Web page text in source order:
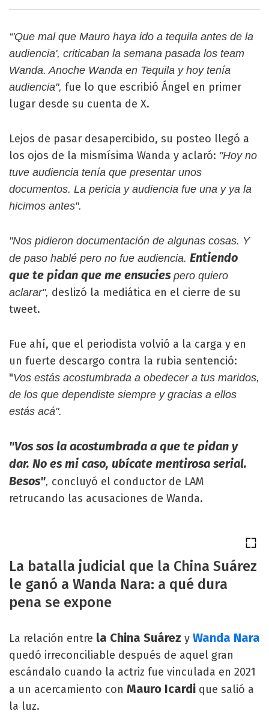
“'Que mal que Mauro haya ido a tequila antes de la
audiencia', criticaban la semana pasada los team
Wanda. Anoche Wanda en Tequila y hoy tenía
audiencia", fue lo que escribió Ángel en primer
lugar desde su cuenta de X.
Lejos de pasar desapercibido, su posteo llegó a
los ojos de la mismísima Wanda y aclaró: "Hoy no
tuve audiencia tenía que presentar unos
documentos. La pericia y audiencia fue una y ya la
hicimos antes".
"Nos pidieron documentación de algunas cosas. Y
de paso hablé pero no fue audiencia. Entiendo
que te pidan que me ensucies pero quiero
aclarar", deslizó la mediática en el cierre de su
tweet.
Fue ahí, que el periodista volvió a la carga y en
un fuerte descargo contra la rubia sentenció:
"Vos estás acostumbrada a obedecer a tus maridos,
de los que dependiste siempre y gracias a ellos
estás acá".
"Vos sos la acostumbrada a que te pidan y
dar. No es mi caso, ubícate mentirosa serial.
Besos", concluyó el conductor de LAM
retrucando las acusaciones de Wanda.
La batalla judicial que la China Suárez
le ganó a Wanda Nara: a qué dura
pena se expone
La relación entre la China Suárez y Wanda Nara
quedó irreconciliable después de aquel gran
escándalo cuando la actriz fue vinculada en 2021
a un acercamiento con Mauro Icardi que salió a
la luz.